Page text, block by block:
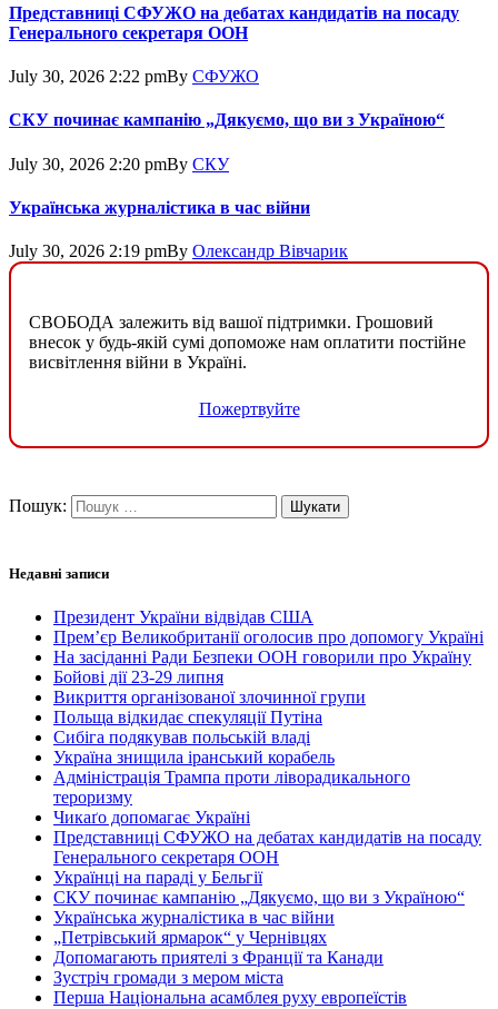
Представниці СФУЖО на дебатах кандидатів на посаду
Генерального секретаря ООН
July 30, 2026 2:22 pmBy СФУЖО
СКУ починає кампанію „Дякуємо, що ви з Україною“
July 30, 2026 2:20 pmBy СКУ
Українська журналістика в час війни
July 30, 2026 2:19 pmBy Олександр Вівчарик
СВОБОДА залежить від вашої підтримки. Грошовий
внесок у будь-якій сумі допоможе нам оплатити постійне
висвітлення війни в Україні.
Пожертвуйте
Пошук:
Недавні записи
Президент України відвідав США
Прем’єр Великобританії оголосив про допомогу Україні
На засіданні Ради Безпеки ООН говорили про Україну
Бойові дії 23-29 липня
Викриття організованої злочинної групи
Польща відкидає спекуляції Путіна
Сибіга подякував польській владі
Україна знищила іранський корабель
Адміністрація Трампа проти ліворадикального
тероризму
Чикаґо допомагає Україні
Представниці СФУЖО на дебатах кандидатів на посаду
Генерального секретаря ООН
Українці на параді у Бельгії
СКУ починає кампанію „Дякуємо, що ви з Україною“
Українська журналістика в час війни
„Петрівський ярмарок“ у Чернівцях
Допомагають приятелі з Франції та Канади
Зустріч громади з мером міста
Перша Національна асамблея руху европеїстів